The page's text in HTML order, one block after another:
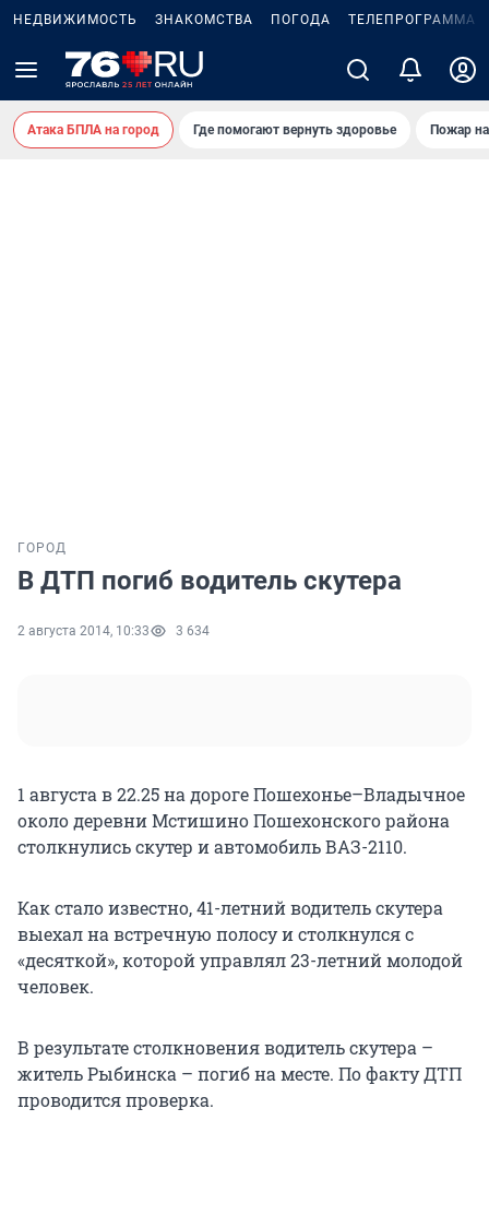
НЕДВИЖИМОСТЬ ЗНАКОМСТВА ПОГОДА ТЕЛЕПРОГРАММА
Атака БПЛА на город Где помогают вернуть здоровье Пожар
ГОРОД
В ДТП погиб водитель скутера
2 августа 2014, 10:33 3 634
1 августа в 22.25 на дороге Пошехонье–Владычное
около деревни Мстишино Пошехонского района
столкнулись скутер и автомобиль ВАЗ-2110.
Как стало известно, 41-летний водитель скутера
выехал на встречную полосу и столкнулся с
«десяткой», которой управлял 23-летний молодой
человек.
В результате столкновения водитель скутера –
житель Рыбинска – погиб на месте. По факту ДТП
проводится проверка.